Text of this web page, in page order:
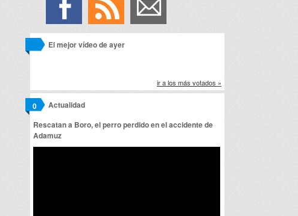
El mejor vídeo de ayer
ir a los más votados »
Actualidad
0
Rescatan a Boro, el perro perdido en el accidente de
Adamuz